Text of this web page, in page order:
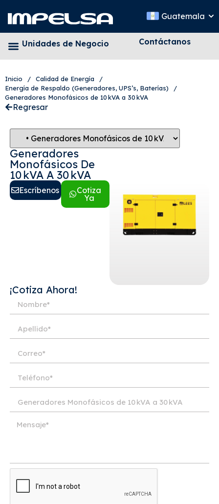
Guatemala
Unidades de Negocio Contáctanos
Inicio / Calidad de Energía
/
Energía de Respaldo (Generadores, UPS’s, Baterías)
/
Generadores Monofásicos de 10 kVA a 30 kVA
Regresar
Generadores
Monofásicos De
10 KVA A 30 KVA
Escríbenos
Cotiza
Ya
¡Cotiza Ahora!